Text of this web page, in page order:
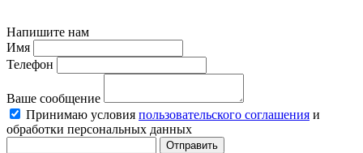
Напишите нам
Имя
Телефон
Ваше сообщение
Принимаю условия пользовательского соглашения и
обработки персональных данных
Отправить